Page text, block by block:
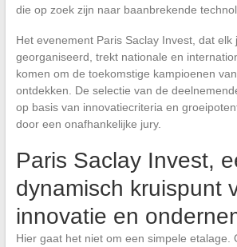
die op zoek zijn naar baanbrekende
Het evenement Paris Saclay Invest, dat elk
georganiseerd, trekt nationale en
komen om de toekomstige kampioenen
ontdekken. De selectie van de
op basis van innovatiecriteria en
door een onafhankelijke jury.
Paris Saclay Invest,
dynamisch kruispunt
innovatie en
Hier gaat het niet om een simpele etalage.